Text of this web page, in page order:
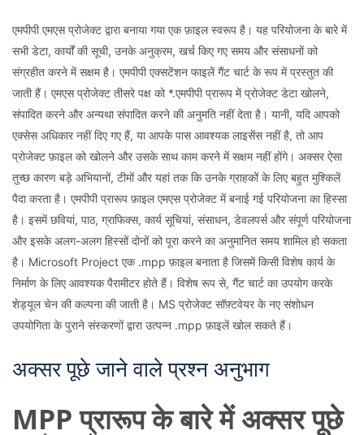
एमपीपी एमएस प्रोजेक्ट द्वारा बनाया गया एक फ़ाइल स्वरूप है। यह परियोजना के बारे में
सभी डेटा, कार्यों की सूची, उनके अनुक्रम, खर्च किए गए समय और संसाधनों को
संग्रहीत करने में सक्षम है। एमपीपी एक्सटेंशन फाइलें गैंट चार्ट के रूप में प्रस्तुत की
जाती हैं। एमएस प्रोजेक्ट तीसरे पक्ष को *.एमपीपी प्रारूप में प्रोजेक्ट डेटा खोलने,
संपादित करने और अन्यथा संपादित करने की अनुमति नहीं देता है। यानी, यदि आपको
एक्सेस अधिकार नहीं दिए गए हैं, या आपके पास आवश्यक लाइसेंस नहीं है, तो आप
प्रोजेक्ट फ़ाइल को खोलने और उसके साथ काम करने में सक्षम नहीं होंगे। अक्सर ऐसा
तुच्छ कारण बड़े अभियानों, टीमों और यहां तक ​​​​कि उनके ग्राहकों के लिए बहुत मुश्किलें
पैदा करता है। एमपीपी प्रारूप फ़ाइल एमएस प्रोजेक्ट में बनाई गई परियोजना का हिस्सा
है। इसमें छवियां, पाठ, ग्राफिक्स, कार्य सूचियां, संसाधन, डेवलपर्स और संपूर्ण परियोजना
और इसके अलग-अलग हिस्सों दोनों को पूरा करने का अनुमानित समय शामिल हो सकता
है। Microsoft Project एक .mpp फ़ाइल बनाता है जिसमें किसी विशेष कार्य के
निर्माण के लिए आवश्यक पैरामीटर होते हैं। विशेष रूप से, गैंट चार्ट का उपयोग करके
शेड्यूल चेन की कल्पना की जाती है। MS प्रोजेक्ट सॉफ़्टवेयर के नए संशोधन
उपयोगिता के पुराने संस्करणों द्वारा उत्पन्न .mpp फ़ाइलें खोल सकते हैं।
अक्सर पूछे जाने वाले प्रश्न अनुभाग
MPP प्रारूप के बारे में अक्सर पूछे